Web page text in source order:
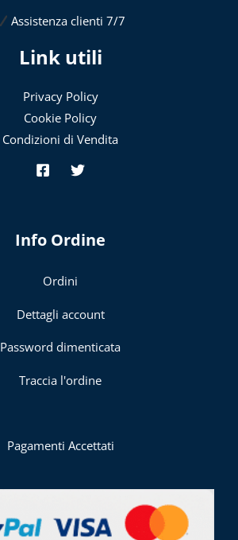
Assistenza clienti 7/7
Link utili
Privacy Policy
Cookie Policy
Condizioni di Vendita
Info Ordine
Ordini
Dettagli account
Password dimenticata
Traccia l'ordine
Pagamenti Accettati